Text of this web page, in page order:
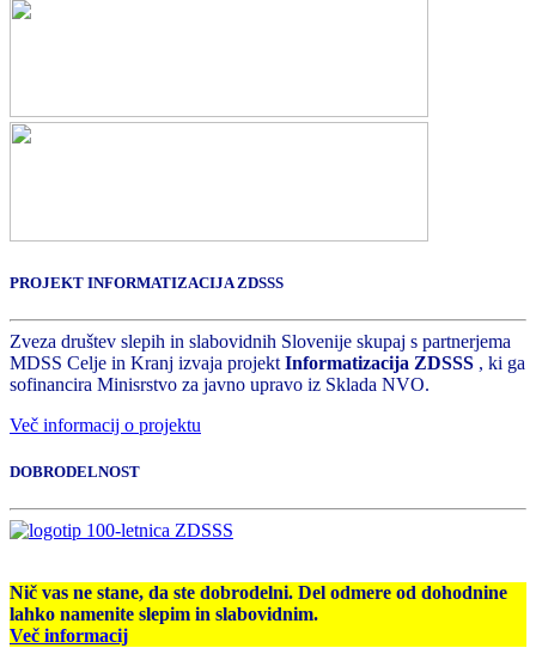
PROJEKT INFORMATIZACIJA ZDSSS
Zveza društev slepih in slabovidnih Slovenije skupaj s partnerjema
MDSS Celje in Kranj izvaja projekt Informatizacija ZDSSS , ki ga
sofinancira Minisrstvo za javno upravo iz Sklada NVO.
Več informacij o projektu
DOBRODELNOST
Nič vas ne stane, da ste dobrodelni. Del odmere od dohodnine
lahko namenite slepim in slabovidnim.
Več informacij